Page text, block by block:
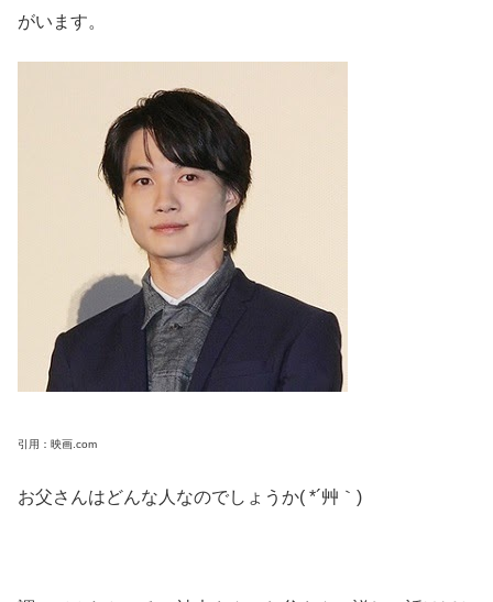
がいます。
引用：映画.com
お父さんはどんな人なのでしょうか( *´艸｀)